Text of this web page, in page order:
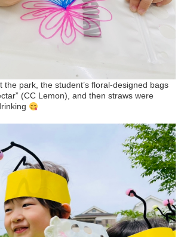
the park, the student’s floral-designed bags
(CC Lemon), and then straws were